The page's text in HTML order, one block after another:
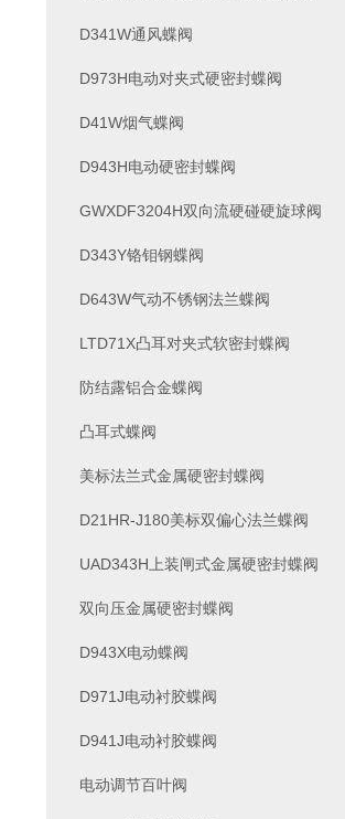
D341W通风蝶阀
D973H电动对夹式硬密封蝶阀
D41W烟气蝶阀
D943H电动硬密封蝶阀
GWXDF3204H双向流硬碰硬旋球阀
D343Y铬钼钢蝶阀
D643W气动不锈钢法兰蝶阀
LTD71X凸耳对夹式软密封蝶阀
防结露铝合金蝶阀
凸耳式蝶阀
美标法兰式金属硬密封蝶阀
D21HR-J180美标双偏心法兰蝶阀
UAD343H上装闸式金属硬密封蝶阀
双向压金属硬密封蝶阀
D943X电动蝶阀
D971J电动衬胶蝶阀
D941J电动衬胶蝶阀
电动调节百叶阀